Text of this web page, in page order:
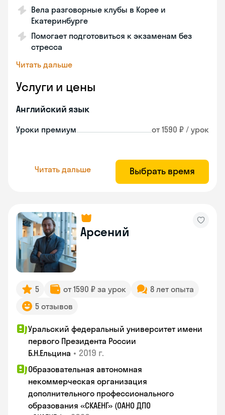
Вела разговорные клубы в Корее и
Екатеринбурге
Помогает подготовиться к экзаменам без
стресса
Читать дальше
Услуги и цены
Английский язык
Уроки премиум от 1590 ₽ / урок
Читать дальше Выбрать время
Арсений
5 от 1590 ₽ за урок
8 лет опыта
5 отзывов
Уральский федеральный университет имени
первого Президента России
Б.Н.Ельцина • 2019 г.
Образовательная автономная
некоммерческая организация
дополнительного профессионального
образования «СКАЕНГ» (ОАНО ДПО